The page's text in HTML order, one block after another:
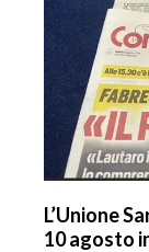
L’Unione
10 agosto